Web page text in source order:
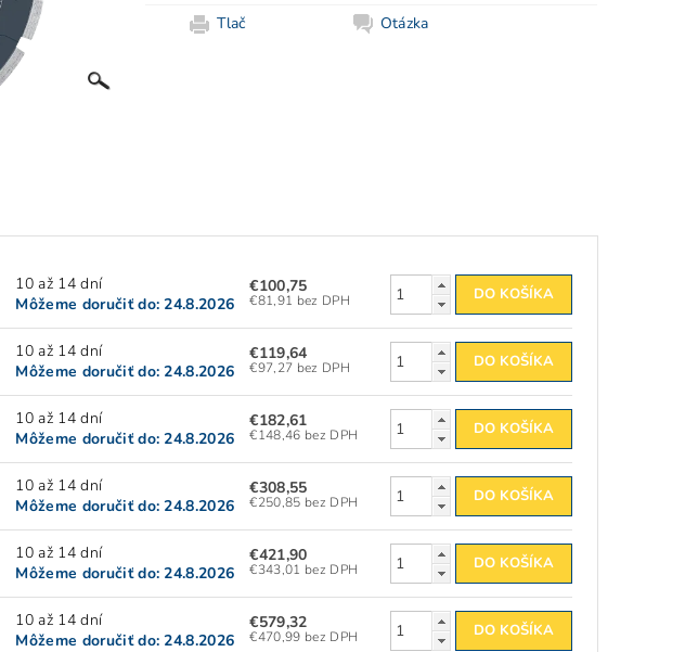
Tlač
Otázka
10 až 14 dní
Môžeme doručiť do: 24.8.2026
€100,75
€81,91 bez DPH
10 až 14 dní
Môžeme doručiť do: 24.8.2026
€119,64
€97,27 bez DPH
10 až 14 dní
Môžeme doručiť do: 24.8.2026
€182,61
€148,46 bez DPH
10 až 14 dní
Môžeme doručiť do: 24.8.2026
€308,55
€250,85 bez DPH
10 až 14 dní
Môžeme doručiť do: 24.8.2026
€421,90
€343,01 bez DPH
10 až 14 dní
Môžeme doručiť do: 24.8.2026
€579,32
€470,99 bez DPH